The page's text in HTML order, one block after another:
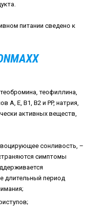
питании сведено к
теофиллина,
A, E, B1, B2 и PP, натрия,
активных веществ,
сонливость, –
симптомы
длительный период